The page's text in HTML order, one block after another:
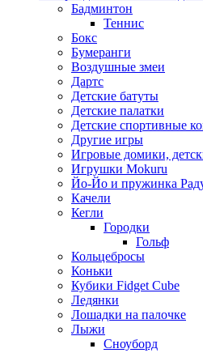
Бадминтон
Теннис
Бокс
Бумеранги
Воздушные змеи
Дартс
Детские батуты
Детские палатки
Детские спортивные
Другие игры
Игровые домики,
Игрушки Mokuru
Йо-Йо и пружинка
Качели
Кегли
Городки
Гольф
Кольцебросы
Коньки
Кубики Fidget Cube
Ледянки
Лошадки на палочке
Лыжи
Сноуборд